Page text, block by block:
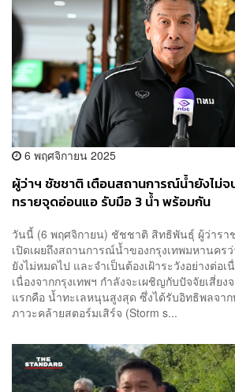
6 พฤศจิกายน 2025
ผู้ว่าฯ ชัชชาติ เตือนสถานการณ์น้ำยังไม่จ
ทรายจุดอ่อนแอ รับมือ 3 น้ำ พร้อมกัน
วันนี้ (6 พฤศจิกายน) ชัชชาติ สิทธิพันธุ์ ผู้ว่ารา
เปิดเผยถึงสถานการณ์น้ำของกรุงเทพมหานค
ยังไม่หมดไป และจำเป็นต้องเฝ้าระวังอย่างต่อ
เนื่องจากกรุงเทพฯ กำลังจะเผชิญกับปัจจัยเสี่ย
แรกคือ น้ำทะเลหนุนสูงสุด ซึ่งได้รับอิทธิพลจา
ภาวะคล้ายสตอร์มเสิร์จ (Storm s...